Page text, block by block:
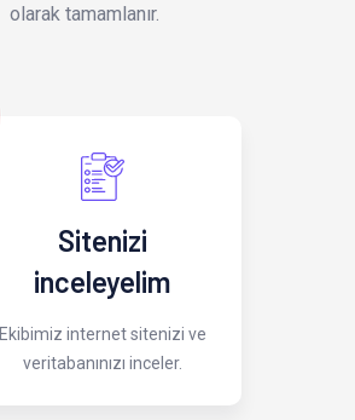
olarak tamamlanır.
Sitenizi
inceleyelim
Ekibimiz internet sitenizi ve
veritabanınızı inceler.